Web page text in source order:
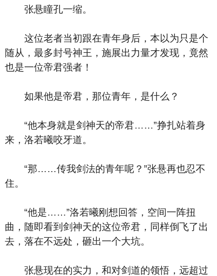
张悬瞳孔一缩。
这位老者当初跟在青年身后，本以为只是个
随从，最多封号神王，施展出力量才发现，竟然
也是一位帝君强者！
如果他是帝君，那位青年，是什么？
“他本身就是剑神天的帝君……”挣扎站着身
来，洛若曦咬牙道。
“那……传我剑法的青年呢？”张悬再也忍不
住。
“他是……”洛若曦刚想回答，空间一阵扭
曲，随即看到剑神天的这位帝君，同样倒飞了出
去，落在不远处，砸出一个大坑。
张悬现在的实力，和对剑道的领悟，远超过